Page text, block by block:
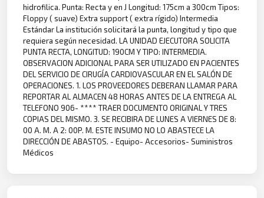
hidrofilica. Punta: Recta y en J Longitud: 175cm a 300cm Tipos:
Floppy ( suave) Extra support ( extra rígido) Intermedia
Estándar La institución solicitará la punta, longitud y tipo que
requiera según necesidad. LA UNIDAD EJECUTORA SOLICITA
PUNTA RECTA, LONGITUD: 190CM Y TIPO: INTERMEDIA.
OBSERVACION ADICIONAL PARA SER UTILIZADO EN PACIENTES
DEL SERVICIO DE CIRUGÍA CARDIOVASCULAR EN EL SALÓN DE
OPERACIONES. 1. LOS PROVEEDORES DEBERAN LLAMAR PARA
REPORTAR AL ALMACEN 48 HORAS ANTES DE LA ENTREGA AL
TELEFONO 906- **** TRAER DOCUMENTO ORIGINAL Y TRES
COPIAS DEL MISMO. 3. SE RECIBIRA DE LUNES A VIERNES DE 8:
00 A. M. A 2: 00P. M. ESTE INSUMO NO LO ABASTECE LA
DIRECCIÓN DE ABASTOS. - Equipo- Accesorios- Suministros
Médicos